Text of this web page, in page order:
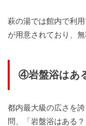
萩の湯では館内で利
が用意されており、
④岩盤浴はあ
都内最大級の広さを
問、「岩盤浴はある